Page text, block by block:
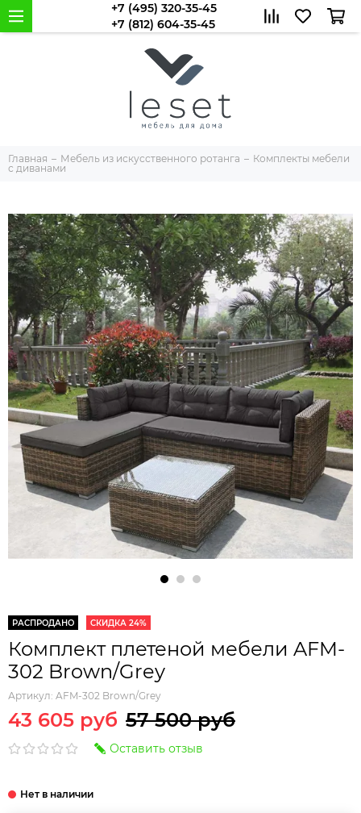
+7 (495) 320-35-45
+7 (812) 604-35-45
Главная Мебель из искусственного ротанга
Комплекты мебели
с диванами
РАСПРОДАНО СКИДКА 24%
Комплект плетеной мебели AFM-
302 Brown/Grey
Артикул: AFM-302 Brown/Grey
43 605 руб 57 500 руб
Оставить отзыв